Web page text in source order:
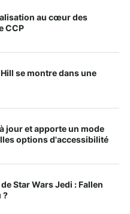
au cœur des
CCP
se montre dans une
jour et apporte un mode
options d'accessibilité
Star Wars Jedi : Fallen
?